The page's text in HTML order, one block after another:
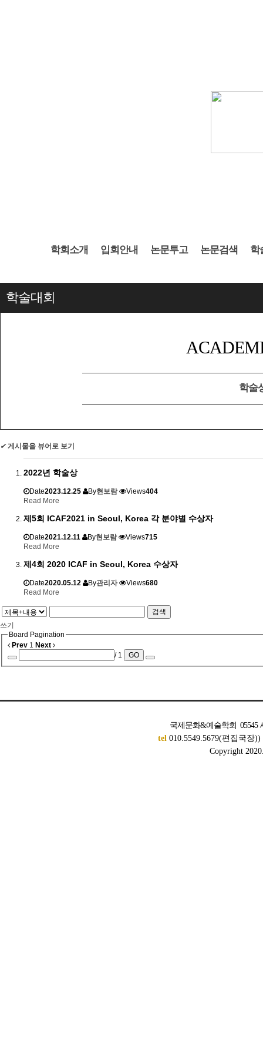
학회소개 입회안내 논문투고 논문검색 학
학술대회
학술
✔ 게시물을 뷰어로 보기
2022년 학술상
Date2023.12.25 By현보람 Views404
Read More
제5회 ICAF2021 in Seoul, Korea 각 분야별 수상자
Date2021.12.11 By현보람 Views715
Read More
제4회 2020 ICAF in Seoul, Korea 수상자
Date2020.05.12 By관리자 Views680
Read More
검색
쓰기
Board Pagination
Prev 1 Next
/ 1
GO
국제문화&예술학회 05545
tel 010.5549.5679(편집국
Copyright